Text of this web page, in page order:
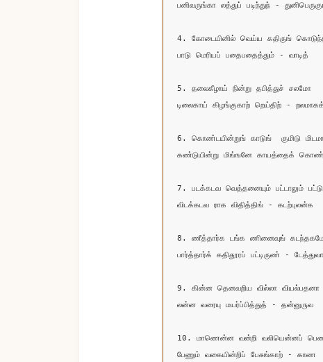
பனிவருங்கா லத்துப் படிந்துந் -
4. கோடையினில் வெய்ய கதிருங்
பாடு மெரியப் பதைபதைத்தும் - வாடித்
5. தலைகீழாய் நின்று தபித்துச் சலமோ
டிலைகாய் கிழங்குகாற் றெய்திற் - றலமாகக்
6. கொண்டயின்றுங் காடுங்  குமிடு
கண்டுயின்று மிங்ஙனே காயத்தைக்
7. படக்கடவ வெத்தனையும் பட்டாலும் பட்டு
விடக்கடவ ராக விதித்திங் - கடற்புலன்க
8. ணீத்தார்க டங்க ணினைவுங்
பார்த்தார்க் கதிதூரப் பட்டிருண் -
9. கின்ன தெனவறிய வில்லா வியல்பதனா
லன்ன வரையு மயர்ப்பித்துத் - தன்னுருவ
10. மாணென்ன வன்றி வலியென்னப்
பேணும் வகையின்றிப் பேசுங்காற் - காண